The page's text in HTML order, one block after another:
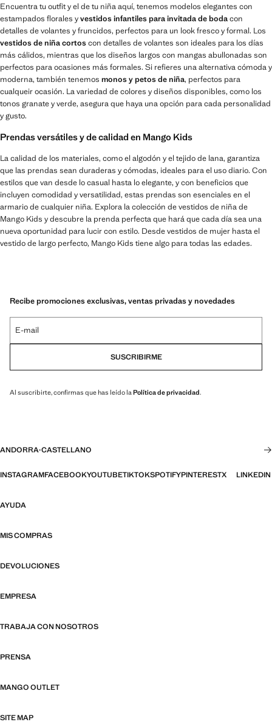
Encuentra tu outfit y el de tu niña aquí, tenemos modelos elegantes con
estampados florales yvestidos infantiles para invitada de bodacon
detalles de volantes y fruncidos, perfectos para un look fresco y formal. Los
vestidos de niña cortoscon detalles de volantes son ideales para los días
más cálidos, mientras que los diseños largos con mangas abullonadas son
perfectos para ocasiones más formales. Si refieres una alternativa cómoda y
moderna, también tenemos monos y petos de niña, perfectos para
cualqueir ocasión. La variedad de colores y diseños disponibles, como los
tonos granate y verde, asegura que haya una opción para cada personalidad
y gusto.
Prendas versátiles y de calidad en Mango Kids
La calidad de los materiales, como el algodón y el tejido de lana, garantiza
que las prendas sean duraderas y cómodas, ideales para el uso diario. Con
estilos que van desde lo casual hasta lo elegante, y con beneficios que
incluyen comodidad y versatilidad, estas prendas son esenciales en el
armario de cualquier niña. Explora la colección de vestidos de niña de
Mango Kids y descubre la prenda perfecta que hará que cada día sea una
nueva oportunidad para lucir con estilo. Desde vestidos de mujer hasta el
vestido de largo perfecto, Mango Kids tiene algo para todas las edades.
Recibe promociones exclusivas, ventas privadas y novedades
E-mail
SUSCRIBIRME
Al suscribirte, confirmas que has leído la Política de privacidad.
ANDORRA·CASTELLANO
INSTAGRAMFACEBOOKYOUTUBETIKTOKSPOTIFYPINTERESTX LINKEDIN
AYUDA
MIS COMPRAS
DEVOLUCIONES
EMPRESA
TRABAJA CON NOSOTROS
PRENSA
MANGO OUTLET
SITE MAP